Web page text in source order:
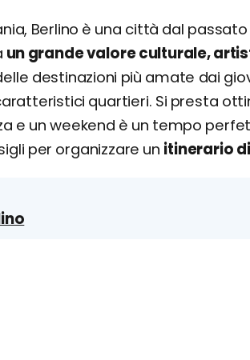
Berlino è una città dal
un grande valore culturale,
destinazioni più amate dai
quartieri. Si presta
e un weekend è un tempo
per organizzare un itinerario